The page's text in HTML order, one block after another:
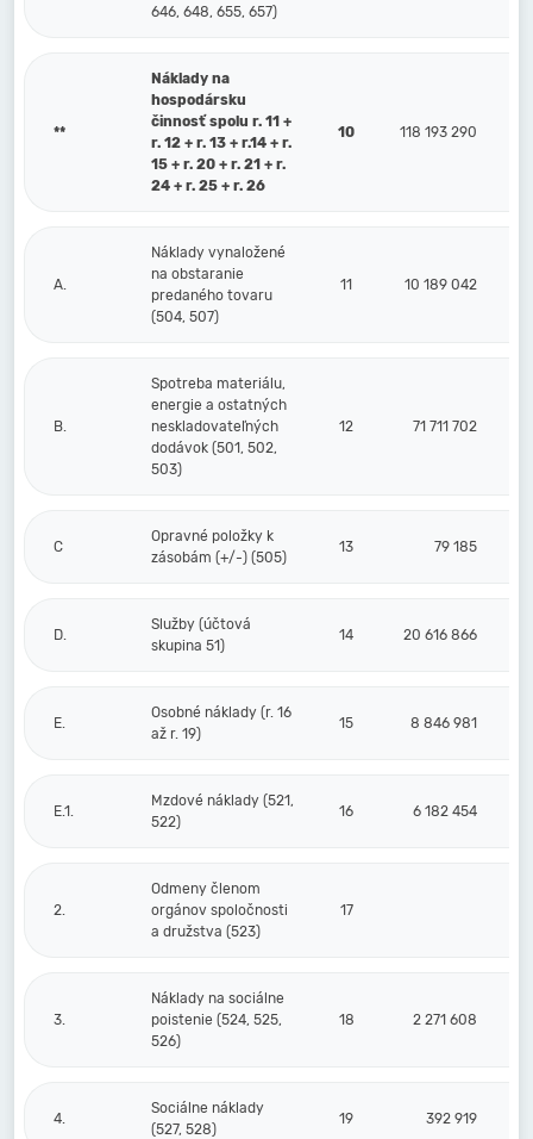
646, 648, 655, 657)
**
Náklady na
hospodársku
činnosť spolu r. 11 +
r. 12 + r. 13 + r.14 + r.
15 + r. 20 + r. 21 + r.
24 + r. 25 + r. 26
10 118 193 290
A.
Náklady vynaložené
na obstaranie
predaného tovaru
(504, 507)
11 10 189 042
B.
Spotreba materiálu,
energie a ostatných
neskladovateľných
dodávok (501, 502,
503)
12 71 711 702
C
Opravné položky k
zásobám (+/-) (505)
13 79 185
D.
Služby (účtová
skupina 51)
14 20 616 866
E.
Osobné náklady (r. 16
až r. 19)
15 8 846 981
E.1.
Mzdové náklady (521,
522)
16 6 182 454
2.
Odmeny členom
orgánov spoločnosti
a družstva (523)
17
3.
Náklady na sociálne
poistenie (524, 525,
526)
18 2 271 608
4.
Sociálne náklady
(527, 528)
19 392 919